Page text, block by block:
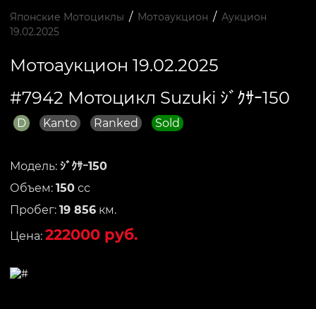
Японские Мотоциклы / Мотоаукцион / Аукцион
19.02.2025
Мотоаукцион 19.02.2025
#7942 Мотоцикл Suzuki ｼﾞｸｻｰ150
D Kanto Ranked Sold
Модель: ｼﾞｸｻｰ150
Объем: 150 сс
Пробег: 19 856 км.
Цена: 222000 руб.